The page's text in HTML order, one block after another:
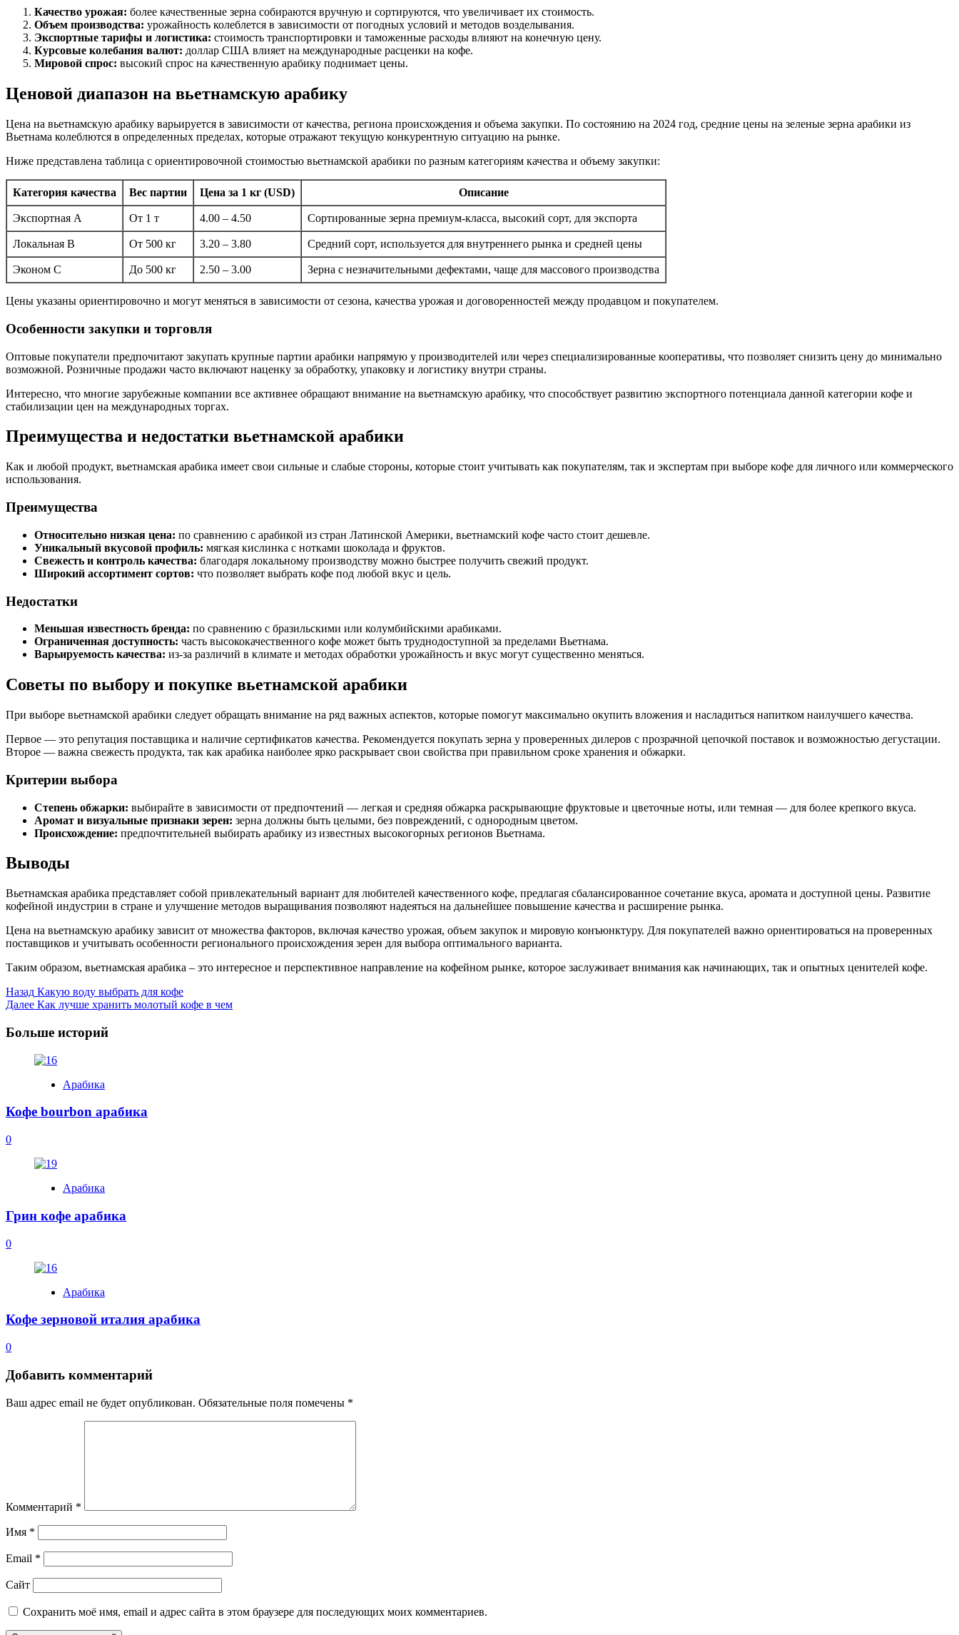
Качество урожая: более качественные зерна собираются вручную и сортируются, что увеличивает их стоимость.
Объем производства: урожайность колеблется в зависимости от погодных условий и методов возделывания.
Экспортные тарифы и логистика: стоимость транспортировки и таможенные расходы влияют на конечную цену.
Курсовые колебания валют: доллар США влияет на международные расценки на кофе.
Мировой спрос: высокий спрос на качественную арабику поднимает цены.
Ценовой диапазон на вьетнамскую арабику
Цена на вьетнамскую арабику варьируется в зависимости от качества, региона происхождения и объема закупки. По состоянию на 2024 год, средние цены на зеленые зерна арабики из
Вьетнама колеблются в определенных пределах, которые отражают текущую конкурентную ситуацию на рынке.
Ниже представлена таблица с ориентировочной стоимостью вьетнамской арабики по разным категориям качества и объему закупки:
Категория качества Вес партии Цена за 1 кг (USD) Описание
Экспортная A От 1 т 4.00 – 4.50 Сортированные зерна премиум-класса, высокий сорт, для экспорта
Локальная B От 500 кг 3.20 – 3.80 Средний сорт, используется для внутреннего рынка и средней цены
Эконом C До 500 кг 2.50 – 3.00 Зерна с незначительными дефектами, чаще для массового производства
Цены указаны ориентировочно и могут меняться в зависимости от сезона, качества урожая и договоренностей между продавцом и покупателем.
Особенности закупки и торговля
Оптовые покупатели предпочитают закупать крупные партии арабики напрямую у производителей или через специализированные кооперативы, что позволяет снизить цену до минимально
возможной. Розничные продажи часто включают наценку за обработку, упаковку и логистику внутри страны.
Интересно, что многие зарубежные компании все активнее обращают внимание на вьетнамскую арабику, что способствует развитию экспортного потенциала данной категории кофе и
стабилизации цен на международных торгах.
Преимущества и недостатки вьетнамской арабики
Как и любой продукт, вьетнамская арабика имеет свои сильные и слабые стороны, которые стоит учитывать как покупателям, так и экспертам при выборе кофе для личного или коммерческого
использования.
Преимущества
Относительно низкая цена: по сравнению с арабикой из стран Латинской Америки, вьетнамский кофе часто стоит дешевле.
Уникальный вкусовой профиль: мягкая кислинка с нотками шоколада и фруктов.
Свежесть и контроль качества: благодаря локальному производству можно быстрее получить свежий продукт.
Широкий ассортимент сортов: что позволяет выбрать кофе под любой вкус и цель.
Недостатки
Меньшая известность бренда: по сравнению с бразильскими или колумбийскими арабиками.
Ограниченная доступность: часть высококачественного кофе может быть труднодоступной за пределами Вьетнама.
Варьируемость качества: из-за различий в климате и методах обработки урожайность и вкус могут существенно меняться.
Советы по выбору и покупке вьетнамской арабики
При выборе вьетнамской арабики следует обращать внимание на ряд важных аспектов, которые помогут максимально окупить вложения и насладиться напитком наилучшего качества.
Первое — это репутация поставщика и наличие сертификатов качества. Рекомендуется покупать зерна у проверенных дилеров с прозрачной цепочкой поставок и возможностью дегустации.
Второе — важна свежесть продукта, так как арабика наиболее ярко раскрывает свои свойства при правильном сроке хранения и обжарки.
Критерии выбора
Степень обжарки: выбирайте в зависимости от предпочтений — легкая и средняя обжарка раскрывающие фруктовые и цветочные ноты, или темная — для более крепкого вкуса.
Аромат и визуальные признаки зерен: зерна должны быть целыми, без повреждений, с однородным цветом.
Происхождение: предпочтительней выбирать арабику из известных высокогорных регионов Вьетнама.
Выводы
Вьетнамская арабика представляет собой привлекательный вариант для любителей качественного кофе, предлагая сбалансированное сочетание вкуса, аромата и доступной цены. Развитие
кофейной индустрии в стране и улучшение методов выращивания позволяют надеяться на дальнейшее повышение качества и расширение рынка.
Цена на вьетнамскую арабику зависит от множества факторов, включая качество урожая, объем закупок и мировую конъюнктуру. Для покупателей важно ориентироваться на проверенных
поставщиков и учитывать особенности регионального происхождения зерен для выбора оптимального варианта.
Таким образом, вьетнамская арабика – это интересное и перспективное направление на кофейном рынке, которое заслуживает внимания как начинающих, так и опытных ценителей кофе.
Post
Navigation
Назад Какую воду выбрать для кофе
Далее Как лучше хранить молотый кофе в чем
Больше историй
Арабика
Кофе bourbon арабика
0
Арабика
Грин кофе арабика
0
Арабика
Кофе зерновой италия арабика
0
Добавить комментарий
Ваш адрес email не будет опубликован. Обязательные поля помечены *
Комментарий *
Имя *
Email *
Сайт
Сохранить моё имя, email и адрес сайта в этом браузере для последующих моих комментариев.